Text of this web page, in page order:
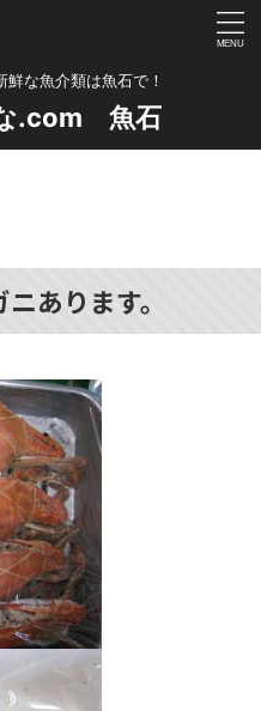
な魚介類は魚石で！
.com 魚石
あります。